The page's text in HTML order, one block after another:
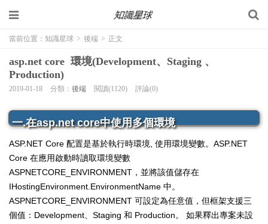
當前位置： 知識星球 > 後端 > 正文
asp.net core 環境(Development、Staging 、
Production)
2019-01-18 分類： 後端 閱讀(1120) 評論(0)
一.在asp.net core中使用多個環境
ASP.NET Core 配置是基於執行時環境, 使用環境變數。ASP.NET
Core 在應用啟動時讀取環境變數
ASPNETCORE_ENVIRONMENT，並將該值儲存在
IHostingEnvironment.EnvironmentName 中。
ASPNETCORE_ENVIRONMENT 可設定為任意值，但框架支援三
個值：Development、Staging 和 Production。 如果釋出專案未設